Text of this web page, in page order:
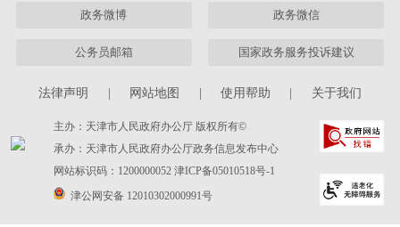
政务微博 政务微信
公务员邮箱 国家政务服务投诉建议
法律声明 | 网站地图 | 使用帮助 | 关于我们
主办：天津市人民政府办公厅 版权所有©
承办：天津市人民政府办公厅政务信息发布中心
网站标识码：1200000052 津ICP备05010518号-1
津公网安备 12010302000991号